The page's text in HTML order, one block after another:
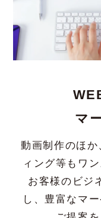
マ
動画制作のほ
ィング等もワ
お客様のビジ
し、豊富なマ